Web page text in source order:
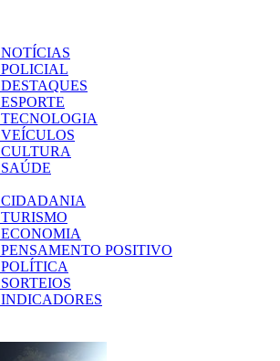
NOTÍCIAS
POLICIAL
DESTAQUES
ESPORTE
TECNOLOGIA
VEÍCULOS
CULTURA
SAÚDE
CIDADANIA
TURISMO
ECONOMIA
PENSAMENTO POSITIVO
POLÍTICA
SORTEIOS
INDICADORES